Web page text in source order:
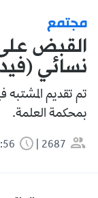
مجتمع
القبض
نسائي
تم تقديم المشتبه
بمحكمة العلمة.
2687